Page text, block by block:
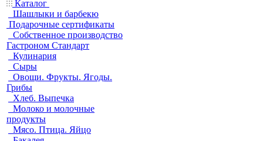
Каталог
Шашлыки и барбекю
Подарочные сертификаты
Собственное производство
Гастроном Стандарт
Кулинария
Сыры
Овощи. Фрукты. Ягоды.
Грибы
Хлеб. Выпечка
Молоко и молочные
продукты
Мясо. Птица. Яйцо